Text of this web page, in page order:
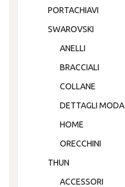
PORTACHIAVI
SWAROVSKI
ANELLI
BRACCIALI
COLLANE
DETTAGLI MODA
HOME
ORECCHINI
THUN
ACCESSORI